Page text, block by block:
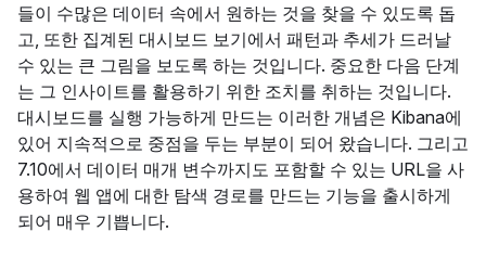
들이 수많은 데이터 속에서 원하는 것을 찾을 수 있도록 돕
고, 또한 집계된 대시보드 보기에서 패턴과 추세가 드러날
수 있는 큰 그림을 보도록 하는 것입니다. 중요한 다음 단계
는 그 인사이트를 활용하기 위한 조치를 취하는 것입니다.
대시보드를 실행 가능하게 만드는 이러한 개념은 Kibana에
있어 지속적으로 중점을 두는 부분이 되어 왔습니다. 그리고
7.10에서 데이터 매개 변수까지도 포함할 수 있는 URL을 사
용하여 웹 앱에 대한 탐색 경로를 만드는 기능을 출시하게
되어 매우 기쁩니다.